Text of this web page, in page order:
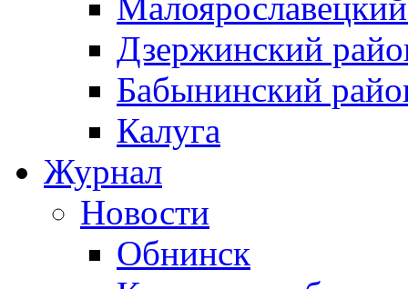
Дзержинский
Бабынинский
Калуга
Журнал
Новости
Обнинск